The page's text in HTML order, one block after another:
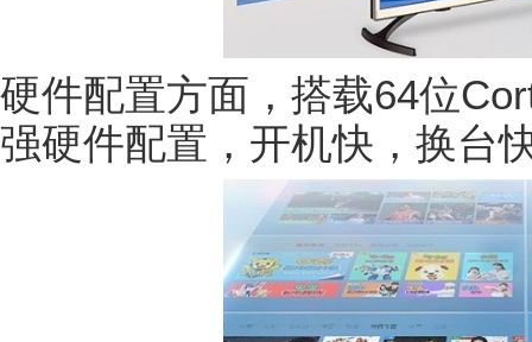
硬件配置方面，搭载64位
强硬件配置，开机快，换台